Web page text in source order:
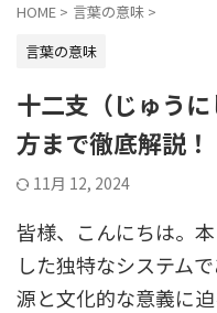
HOME > 言葉の意味 >
言葉の意味
十二支（じゅう
方まで徹底解説！
11月 12, 2024
皆様、こんにちは。
した独特なシステム
源と文化的な意義に